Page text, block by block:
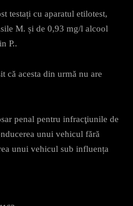
testați cu aparatul etilotest,
M. și de 0,93 mg/l alcool
P..
că acesta din urmă nu are
penal pentru infracţiunile de
unui vehicul fără
unui vehicul sub influența